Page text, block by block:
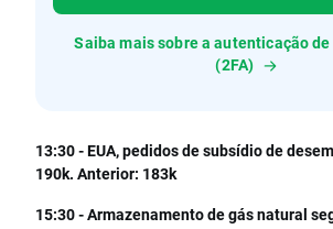
Saiba mais sobre a autenticação
(2FA)
13:30 - EUA, pedidos de subsídio de
190k. Anterior: 183k
15:30 - Armazenamento de gás natural